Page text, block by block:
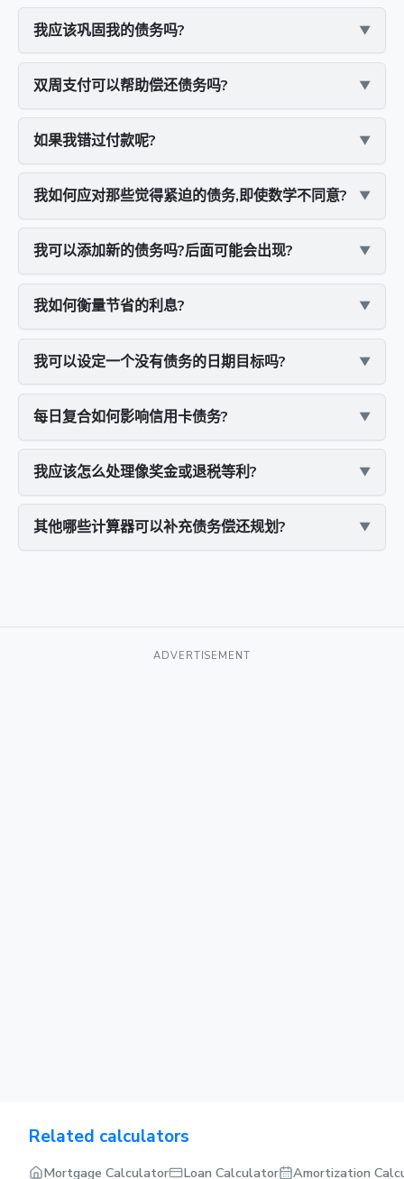
我应该巩固我的债务吗?
双周支付可以帮助偿还债务吗?
如果我错过付款呢?
我如何应对那些觉得紧迫的债务,即使数学不同意?
我可以添加新的债务吗?后面可能会出现?
我如何衡量节省的利息?
我可以设定一个没有债务的日期目标吗?
每日复合如何影响信用卡债务?
我应该怎么处理像奖金或退税等利?
其他哪些计算器可以补充债务偿还规划?
ADVERTISEMENT
Related calculators
Mortgage Calculator Loan Calculator Amortization